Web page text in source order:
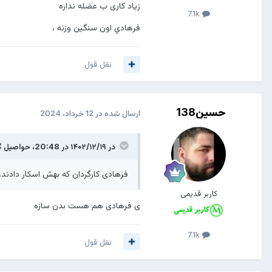
7.1k
زیاد کاری ب عضله نداره
فرهادي اون سنگین وزنه ،
نقل قول
حسین138
کاربر قدیمی
7.1k
ارسال شده در 12 خرداد، 2024
در ۱۴۰۲/۱۲/۱۹ در 20:48، حواصیل
فرهادی کارگردان که بهش اسکار دادند.
ی فرهادی هم هست بدن سازه
نقل قول